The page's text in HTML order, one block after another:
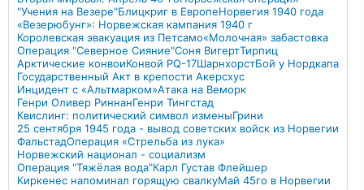
"Учения на Везере"Блицкриг в ЕвропеНорвегия 1940 года
«Везерюбунг»: Норвежская кампания 1940 г
Королевская эвакуация из Петсамо«Молочная» забастовка
Операция "Северное Сияние"Соня ВигертТирпиц
Арктические конвоиКонвой PQ-17ШарнхорстБой у Нордкапа
Государственный Акт в крепости Акерсхус
Инцидент с «Альтмарком»Атака на Веморк
Генри Оливер РиннанГенри Тингстад
Квислинг: политический символ изменыГрини
25 сентября 1945 года - вывод советских войск из Норвегии
ФальстадОперация «Стрельба из лука»
Норвежский национал - социализм
Операция "Тяжёлая вода"Карл Густав Флейшер
Киркенес напоминал горящую свалкуМай 45го в Норвегии